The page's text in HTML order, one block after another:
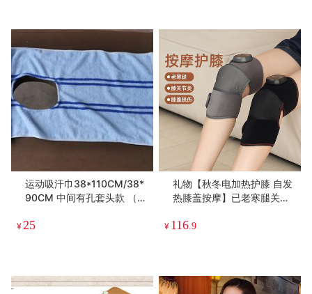
运动吸汗巾38*110CM/38*
90CM 中间有孔套头款 （可
身长款拉背大毛巾棉175g吸
¥ 25
礼物【秋冬电加热护膝 自发
热膝盖按摩】已老寒腿关节
送爸妈礼品
¥ 116 .9